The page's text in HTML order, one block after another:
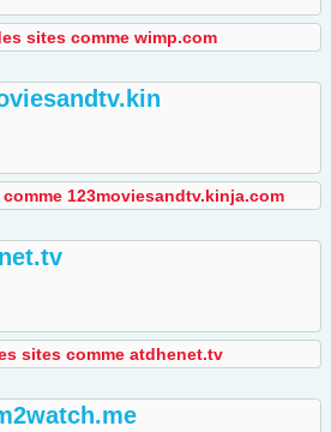
sites comme wimp.com
123moviesandtv.kinja.com
sites comme atdhenet.tv